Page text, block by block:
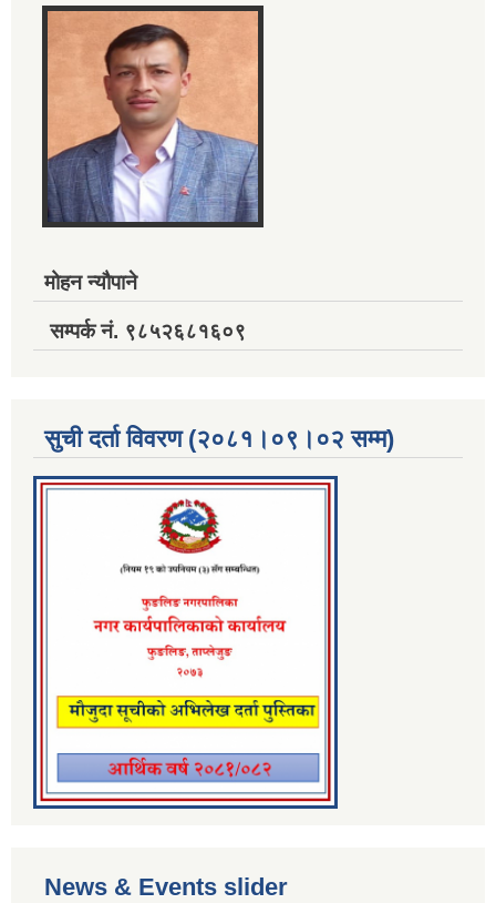
मोहन न्यौपाने
सम्पर्क नं. ९८५२६८१६०९
सुची दर्ता विवरण (२०८१।०९।०२ सम्म)
News & Events slider